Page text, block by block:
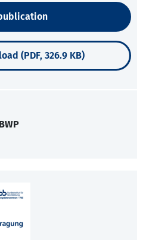
(PDF, 326.9 KB)
BWP